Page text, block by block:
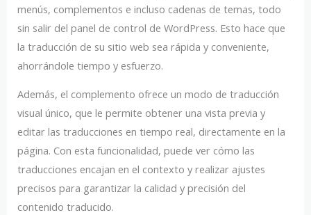
menús, complementos e incluso cadenas de temas, todo
sin salir del panel de control de WordPress. Esto hace que
la traducción de su sitio web sea rápida y conveniente,
ahorrándole tiempo y esfuerzo.
Además, el complemento ofrece un modo de traducción
visual único, que le permite obtener una vista previa y
editar las traducciones en tiempo real, directamente en la
página. Con esta funcionalidad, puede ver cómo las
traducciones encajan en el contexto y realizar ajustes
precisos para garantizar la calidad y precisión del
contenido traducido.